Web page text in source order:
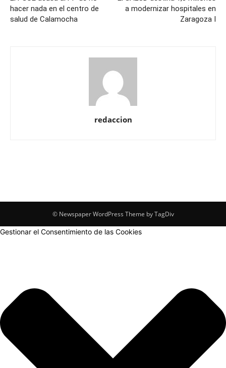
hacer nada en el centro de
salud de Calamocha
a modernizar hospitales en
Zaragoza I
redaccion
© Newspaper WordPress Theme by TagDiv
Gestionar el Consentimiento de las Cookies